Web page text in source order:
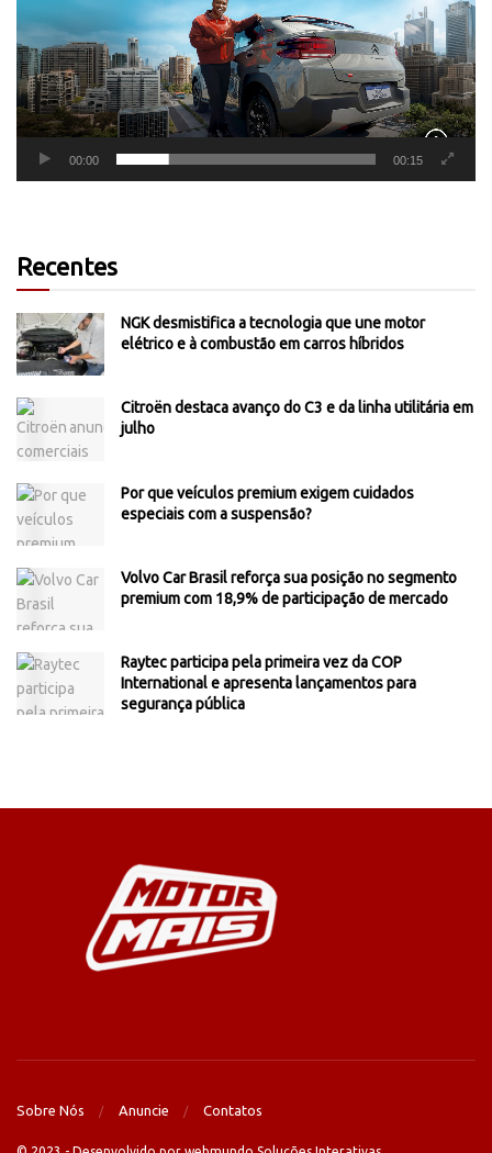
00:00 00:15
Recentes
NGK desmistifica a tecnologia que une motor
elétrico e à combustão em carros híbridos
Citroën destaca avanço do C3 e da linha utilitária em
julho
Por que veículos premium exigem cuidados
especiais com a suspensão?
Volvo Car Brasil reforça sua posição no segmento
premium com 18,9% de participação de mercado
Raytec participa pela primeira vez da COP
International e apresenta lançamentos para
segurança pública
Sobre Nós Anuncie Contatos